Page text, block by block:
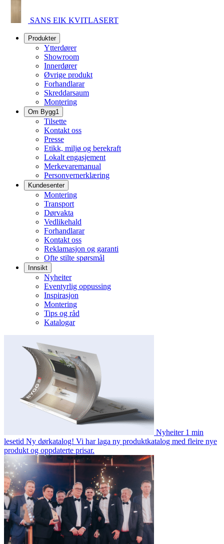
SANS EIK KVITLASERT
Produkter
Ytterdører
Showroom
Innerdører
Øvrige produkt
Forhandlarar
Skreddarsaum
Montering
Om Bygg1
Tilsette
Kontakt oss
Presse
Etikk, miljø og berekraft
Lokalt engasjement
Merkevaremanual
Personvernerklæring
Kundesenter
Montering
Transport
Dørvakta
Vedlikehald
Forhandlarar
Kontakt oss
Reklamasjon og garanti
Ofte stilte spørsmål
Innsikt
Nyheiter
Eventyrlig oppussing
Inspirasjon
Montering
Tips og råd
Katalogar
Nyheiter 1 min
lesetid Ny dørkatalog! Vi har laga ny produktkatalog med fleire nye
produkt og oppdaterte prisar.